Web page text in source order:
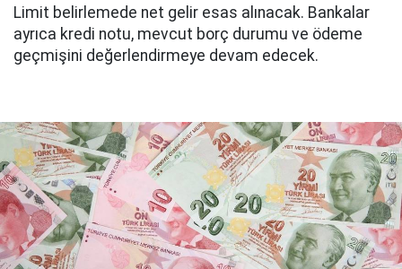
Limit belirlemede net gelir esas alınacak. Bankalar
ayrıca kredi notu, mevcut borç durumu ve ödeme
geçmişini değerlendirmeye devam edecek.